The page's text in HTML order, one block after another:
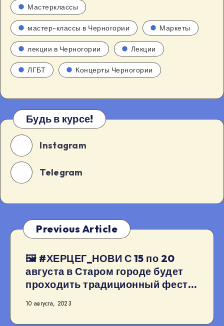
Мастерклассы
мастер-классы в Черногории Маркеты
лекции в Черногории Лекции
ЛГБТ Концерты Черногории
Будь в курсе!
Instagram
Telegram
Previous Article
🖼 #ХЕРЦЕГ_НОВИ С 15 по 20
августа в Старом городе будет
проходить традиционный фест…
10 августа, 2023